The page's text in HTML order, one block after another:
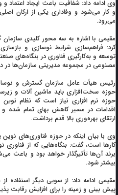
وی ادامه داد: شفافیت باعث ایجاد اعتماد
و کار می‌شود و وفاداری یکی از ارکان اصلی
می‌رود.
مقیمی با اشاره به سه محور کلیدی
کرد: فراهم‌سازی شرایط نوسازی و
توسعه و به‌کارگیری فناوری در بنگاه‌های
مصنوعی در مجموعه مدیریتی سازمان‌ها در
رئیس هیأت عامل سازمان گسترش و
حوزه سخت‌افزاری باید ماشین آلات و
حوزه نرم افزاری نیاز است که نظام نوین
اقدامات در مسیر کاهش بهای تمام شده
ارتقای بهره‌وری بالا قدم برداشت.
وی با بیان اینکه در حوزه فناوری‌های
کارها است، گفت: بنگاه‌هایی که از فناوری
برند آن‌ها تأثیرگذار خواهد بود و باعث
بیشتر شود.
مقیمی ادامه داد: از سویی دیگر استفاده
پیش بینی و زمینه را برای افزایش رقابت